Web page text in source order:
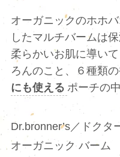
オーガニックのホホ
したマルチバームは
柔らかいお肌に導い
ろんのこと、６種類
にも使える ポーチの
Dr.bronner’s／ドク
オーガニック バーム